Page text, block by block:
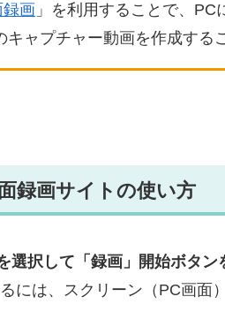
画 」を利用することで、
キャプチャー動画を作成する
録画サイトの使い方
選択して「録画」開始ボタン
には、スクリーン（PC画面